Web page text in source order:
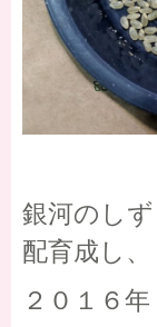
銀河のし
配育成し、
２０１６